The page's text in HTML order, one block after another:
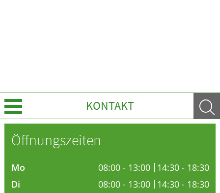
KONTAKT
Über Uns
Ratgeber
Öffnungszeiten
Mo 08:00 - 13:00
14:30 - 18:30
Di
08:00 - 13:00
14:30 - 18:30